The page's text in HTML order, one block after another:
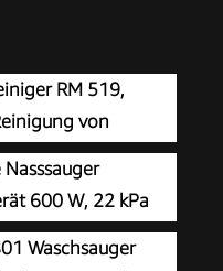
RM 519,
von
Autositzen
40l
2)
600 W, 22 kPa
Waschsauger